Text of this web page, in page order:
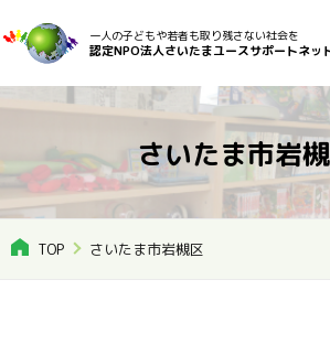
一人の子どもや若者も取り残さない社会を
認定NPO法人さいたまユースサポートネッ
さいたま市岩
TOP さいたま市岩槻区